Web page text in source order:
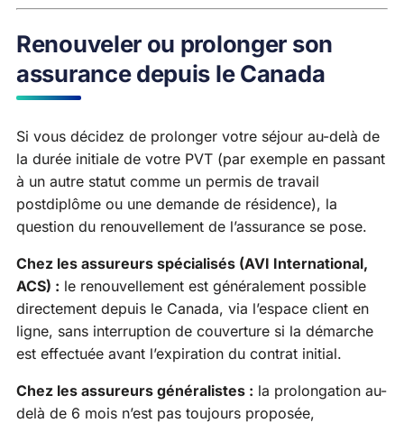
Renouveler ou prolonger son
assurance depuis le Canada
Si vous décidez de prolonger votre séjour au-delà de
la durée initiale de votre PVT (par exemple en passant
à un autre statut comme un permis de travail
postdiplôme ou une demande de résidence), la
question du renouvellement de l’assurance se pose.
Chez les assureurs spécialisés (AVI International,
ACS) : le renouvellement est généralement possible
directement depuis le Canada, via l’espace client en
ligne, sans interruption de couverture si la démarche
est effectuée avant l’expiration du contrat initial.
Chez les assureurs généralistes : la prolongation au-
delà de 6 mois n’est pas toujours proposée,